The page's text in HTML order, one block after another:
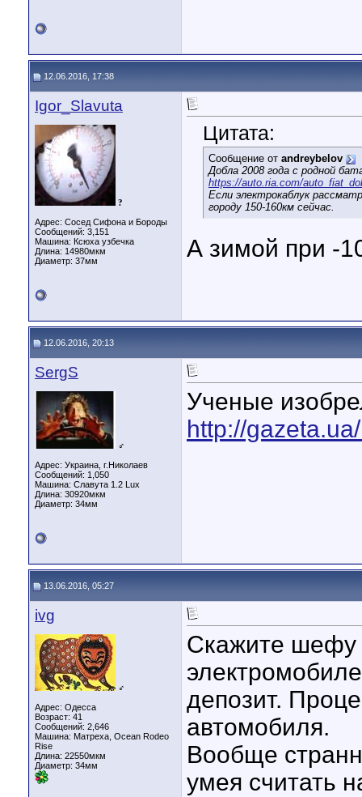
12.06.2016, 17:38
Igor_Slavuta
?
Адрес: Сосед Сифона и Бороды
Сообщений: 3,151
Машина: Ксюха узбечка
Длина: 14980мкм
Диаметр: 37мм
Цитата:
Сообщение от andreybelov
Добла 2008 года с родной
https://auto.ria.com/
Если электрокаблук
городу 150-160км сейчас.
А зимой при -
12.06.2016, 20:13
SergS
♂
Адрес: Украина, г.Николаев
Сообщений: 1,050
Машина: Славута 1.2 Lux
Длина: 30920мкм
Диаметр: 34мм
Ученые
http://
13.06.2016, 05:27
ivg
♂
Адрес: Одесса
Возраст: 41
Сообщений: 2,646
Машина: Матреха, Ocean Rodeo
Rise
Длина: 22550мкм
Диаметр: 34мм
Скажите шефу
депозит.
автомобиля.
Вообще
умея считать